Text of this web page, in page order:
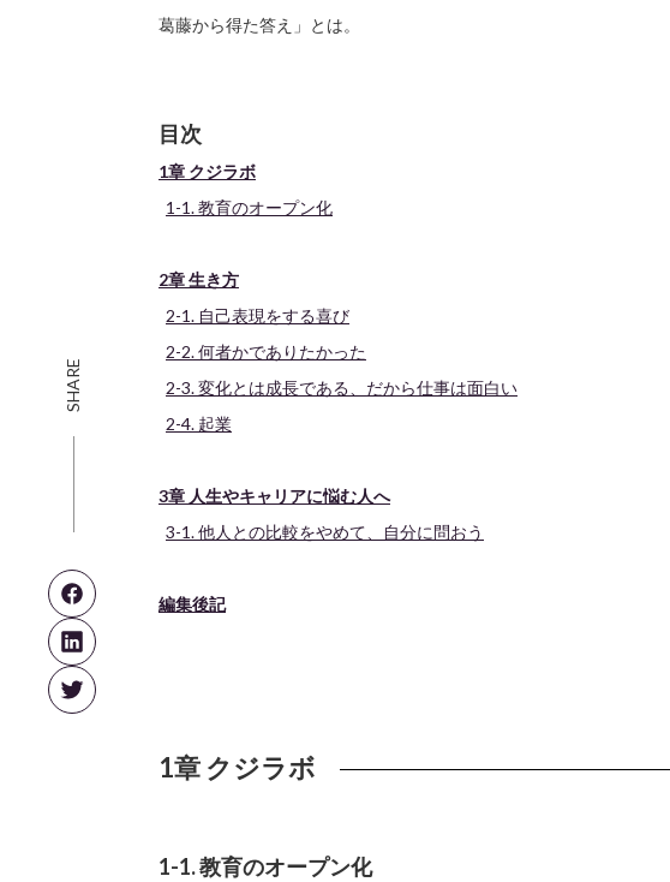
葛藤から得た答え」とは。
目次
1章 クジラボ
1-1. 教育のオープン化
2章 生き方
2-1. 自己表現をする喜び
2-2. 何者かでありたかった
2-3. 変化とは成長である、だから仕事は面白い
2-4. 起業
3章 人生やキャリアに悩む人へ
3-1. 他人との比較をやめて、自分に問おう
編集後記
1章 クジラボ
1-1. 教育のオープン化
SHARE